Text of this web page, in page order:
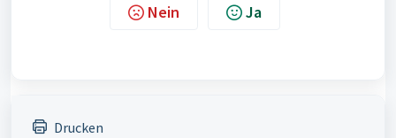
Nein Ja
Drucken